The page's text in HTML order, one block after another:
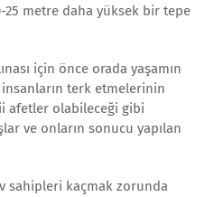
metre daha yüksek bir tepe
için önce orada yaşamın
terk etmelerinin
afetler olabileceği gibi
ve onların sonucu yapılan
sahipleri kaçmak zorunda